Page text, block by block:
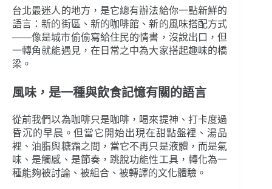
台北最迷人的地方，是它總有辦法給你一點新鮮的
語言：新的街區、新的咖啡館、新的風味搭配方式
——像是城市偷偷寫給住民的情書，沒說出口，但
一轉角就能遇見，在日常之中為大家搭起趣味的橋
梁。
風味，是一種與飲食記憶有關的語言
從前我們以為咖啡只是咖啡，喝來提神、打卡度過
昏沉的早晨。但當它開始出現在甜點盤裡、湯品
裡、油脂與糖霜之間，當它不再只是液體，而是氣
味、是觸感、是節奏，跳脫功能性工具，轉化為一
種能夠被討論、被組合、被轉譯的文化體驗。